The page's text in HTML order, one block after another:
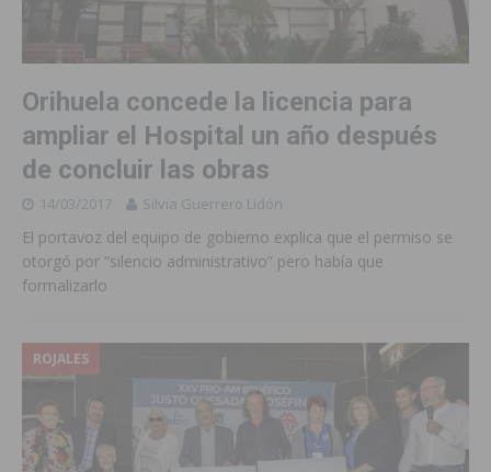
Orihuela concede la licencia para
ampliar el Hospital un año después
de concluir las obras
14/03/2017 Silvia Guerrero Lidón
El portavoz del equipo de gobierno explica que el permiso se
otorgó por “silencio administrativo” pero había que
formalizarlo
ROJALES